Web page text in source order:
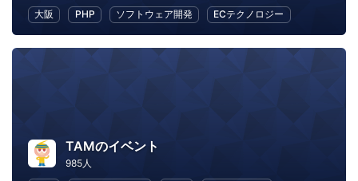
大阪
PHP ソフトウェア開発 ECテクノロジー
TAMのイベント
985人